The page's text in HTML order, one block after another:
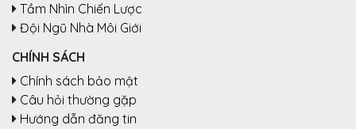
Tầm Nhìn Chiến Lược
Đội Ngũ Nhà Môi Giới
CHÍNH SÁCH
Chính sách bảo mật
Câu hỏi thường gặp
Hướng dẫn đăng tin